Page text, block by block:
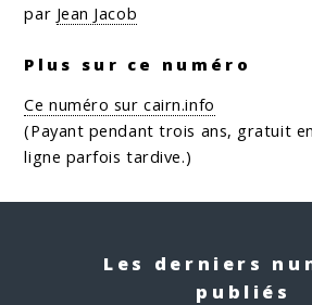
par Jean Jacob
Plus sur ce numéro
Ce numéro sur cairn.info
(Payant pendant trois ans, gratuit
ligne parfois tardive.)
Les derniers
publiés